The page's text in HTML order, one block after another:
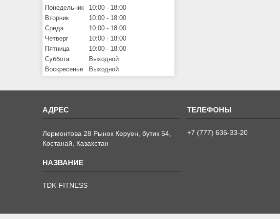
Понедельник 10:00
18:00
Вторник
10:00
18:00
Среда
10:00
18:00
Четверг
10:00
18:00
Пятница
10:00
18:00
Суббота
Выходной
Воскресенье
Выходной
Лермонтова 28 Рынок Керуен, бутик 54,
Костанай, Казахстан
TDK-FITNESS
+7 (777) 636-33-20